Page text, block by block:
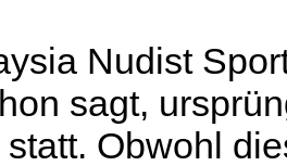
Nudist
sagt,
Obwohl